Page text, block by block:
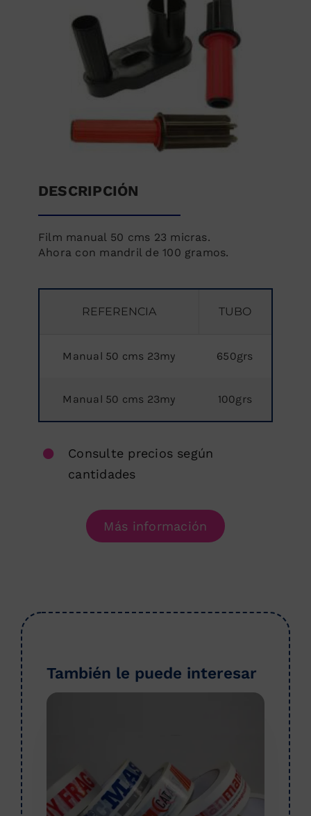
DESCRIPCIÓN
Film manual 50 cms 23 micras.
Ahora con mandril de 100 gramos.
REFERENCIA TUBO
Manual 50 cms 23my 650grs
Manual 50 cms 23my 100grs
Consulte precios según
cantidades
Más información
También le puede interesar